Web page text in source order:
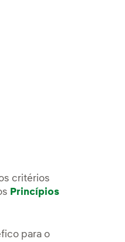
critérios
Princípios
para o